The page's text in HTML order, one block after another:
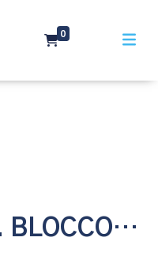
0
STAFFA INTER. BLOCCOPORTA